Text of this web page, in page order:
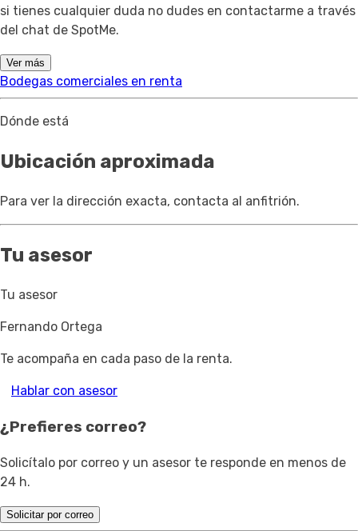
si tienes cualquier duda no dudes en contactarme a través
del chat de SpotMe.
Ver más
Bodegas comerciales en renta
Dónde está
Ubicación aproximada
Para ver la dirección exacta, contacta al anfitrión.
Tu asesor
Tu asesor
Fernando Ortega
Te acompaña en cada paso de la renta.
Hablar con asesor
¿Prefieres correo?
Solicítalo por correo y un asesor te responde en menos de
24 h.
Solicitar por correo